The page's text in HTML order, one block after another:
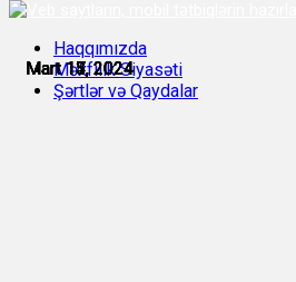
Mart 13, 2024
Mart 14, 2024
Mart 15, 2024
Mart 15, 2024
Mart 15, 2024
Mart 17, 2024
Haqqımızda
Məxfilik Siyasəti
Şərtlər və Qaydalar